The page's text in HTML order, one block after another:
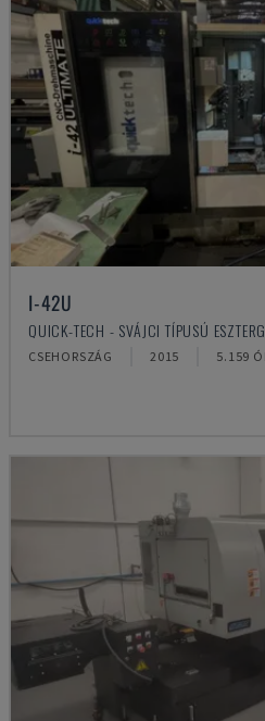
I-42U
QUICK-TECH - SVÁJCI TÍPUSÚ
CSEHORSZÁG 2015 5.159